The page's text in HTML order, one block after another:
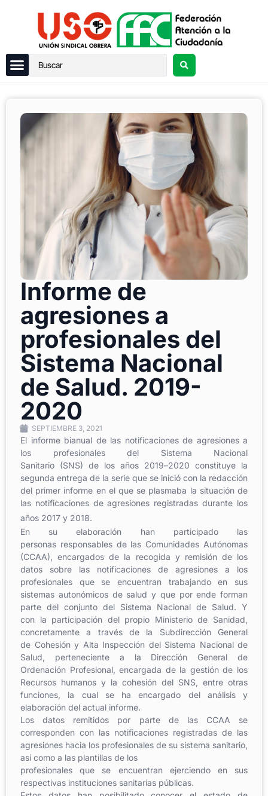
Informe de
agresiones a
profesionales del
Sistema Nacional
de Salud. 2019-
2020
SEPTIEMBRE 3, 2021
El informe bianual de las notificaciones de agresiones a
los profesionales del Sistema Nacional
Sanitario (SNS) de los años 2019–2020 constituye la
segunda entrega de la serie que se inició con la redacción
del primer informe en el que se plasmaba la situación de
las notificaciones de agresiones registradas durante los
años 2017 y 2018.
En su elaboración han participado las
personas responsables de las Comunidades Autónomas
(CCAA), encargados de la recogida y remisión de los
datos sobre las notificaciones de agresiones a los
profesionales que se encuentran trabajando en sus
sistemas autonómicos de salud y que por ende forman
parte del conjunto del Sistema Nacional de Salud. Y
con la participación del propio Ministeriode Sanidad,
concretamente a través de la Subdirección General
de Cohesión y Alta Inspección del Sistema Nacional de
Salud, perteneciente a la Dirección Generalde
Ordenación Profesional,encargada de la gestión de los
Recursos humanos y la cohesión del SNS, entre otras
funciones, la cual se
ha encargado del análisis y
elaboración del actual informe.
Los datos remitidos por parte de las CCAA
se
corresponden con las notificaciones registradas de las
agresiones hacia los profesionales de su sistema sanitario,
así como a las plantillas de los
profesionales que se encuentran ejerciendo en sus
respectivas instituciones sanitarias públicas.